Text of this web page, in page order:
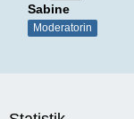
Sabine
Moderatorin